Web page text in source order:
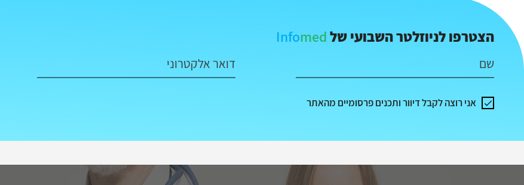
הצטרפו לניוזלטר השבועי של Infomed
שם דואר אלקטרוני
אני רוצה לקבל דיוור ותכנים פרסומיים מהאתר